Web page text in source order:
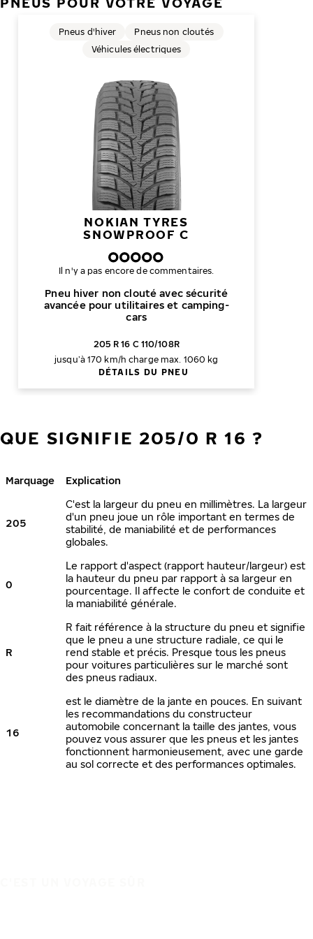
NOKIAN TYRES
SNOWPROOF C
Pneu hiver non clouté avec sécurité
avancée pour utilitaires et camping-
cars
Pneus d'hiver
Pneus non cloutés
Véhicules électriques
Il n'y a pas encore de commentaires.
205 R 16 C 110/108R
jusqu’à 170 km/h charge max. 1060 kg
DÉTAILS DU PNEU
QUE SIGNIFIE 205/0 R 16 ?
Marquage Explication
205
C'est la largeur du pneu en millimètres. La largeur
d'un pneu joue un rôle important en termes de
stabilité, de maniabilité et de performances
globales.
0
Le rapport d'aspect (rapport hauteur/largeur) est
la hauteur du pneu par rapport à sa largeur en
pourcentage. Il affecte le confort de conduite et
la maniabilité générale.
R
R fait référence à la structure du pneu et signifie
que le pneu a une structure radiale, ce qui le
rend stable et précis. Presque tous les pneus
pour voitures particulières sur le marché sont
des pneus radiaux.
16
est le diamètre de la jante en pouces. En suivant
les recommandations du constructeur
automobile concernant la taille des jantes, vous
pouvez vous assurer que les pneus et les jantes
fonctionnent harmonieusement, avec une garde
au sol correcte et des performances optimales.